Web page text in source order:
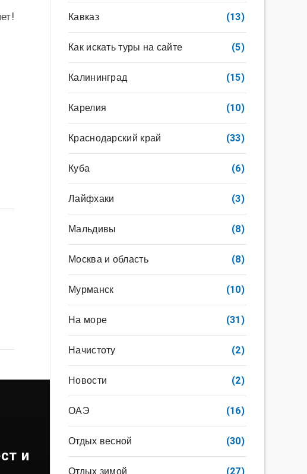
и
Кавказ (13)
Как искать туры на сайте (5)
Калининград (15)
Карелия (10)
Краснодарский край (33)
Куба (6)
Лайфхаки (3)
Мальдивы (8)
Москва и область (8)
Мурманск (10)
На море (31)
Начистоту (2)
Новости (2)
ОАЭ (16)
Отдых весной (30)
(27)